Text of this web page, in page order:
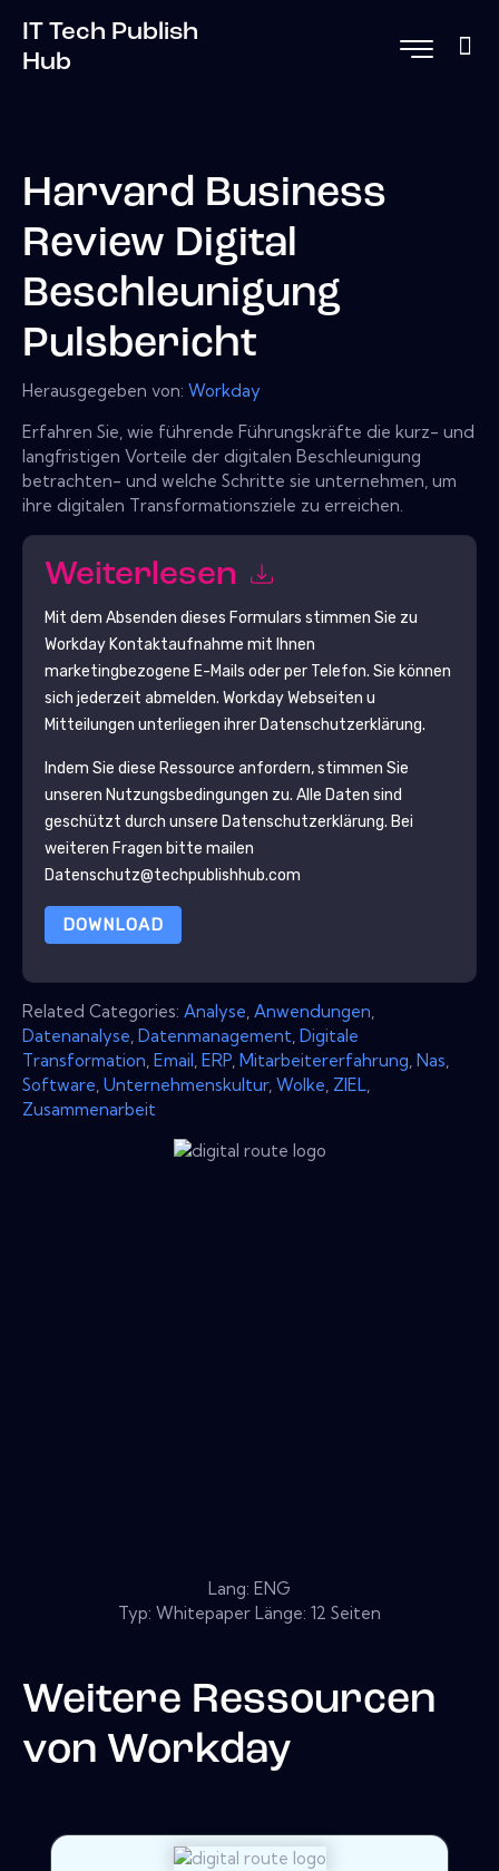
IT Tech Publish
Hub
Harvard Business
Review Digital
Beschleunigung
Pulsbericht
Herausgegeben von: Workday
Erfahren Sie, wie führende Führungskräfte die kurz- und
langfristigen Vorteile der digitalen Beschleunigung
betrachten- und welche Schritte sie unternehmen, um
ihre digitalen Transformationsziele zu erreichen.
Weiterlesen
Mit dem Absenden dieses Formulars stimmen Sie zu
WorkdayKontaktaufnahme mit Ihnen
marketingbezogene E-Mails oder per Telefon. Sie können
sich jederzeit abmelden. WorkdayWebseiten u
Mitteilungen unterliegen ihrer Datenschutzerklärung.
Indem Sie diese Ressource anfordern, stimmen Sie
unseren Nutzungsbedingungen zu. Alle Daten sind
geschützt durch unsere Datenschutzerklärung. Bei
weiteren Fragen bitte mailen
Datenschutz@techpublishhub.com
DOWNLOAD
Related Categories: Analyse Anwendungen
Datenanalyse Datenmanagement Digitale
Transformation Email ERP Mitarbeitererfahrung Nas
Software Unternehmenskultur, Wolke ZIEL
Zusammenarbeit
Lang: ENG
Typ: Whitepaper Länge: 12 Seiten
Weitere Ressourcen
von Workday